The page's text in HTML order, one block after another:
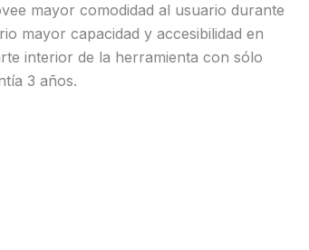
mayor comodidad al usuario durante
mayor capacidad y accesibilidad en
interior de la herramienta con sólo
3 años.